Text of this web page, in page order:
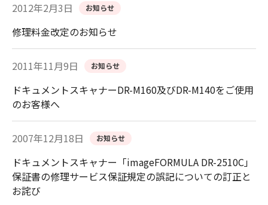
2012年2月3日 お知らせ
修理料金改定のお知らせ
2011年11月9日 お知らせ
ドキュメントスキャナーDR-M160及びDR-M140をご使用
のお客様へ
2007年12月18日 お知らせ
ドキュメントスキャナー「imageFORMULA DR-2510C」
保証書の修理サービス保証規定の誤記についての訂正と
お詫び